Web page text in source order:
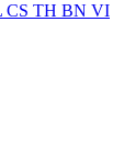
CS TH BN VI